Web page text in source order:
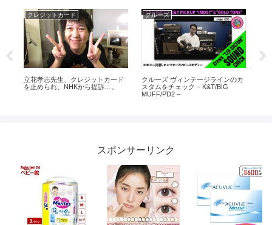
クレジットカード
立花孝志先生、クレジットカード
を止められ、NHKから提訴…。
クルーズ
クルーズ ヴィンテージラインのカ
スタムをチェック – K&T/BIG
MUFF/PD2 –
スポンサーリンク